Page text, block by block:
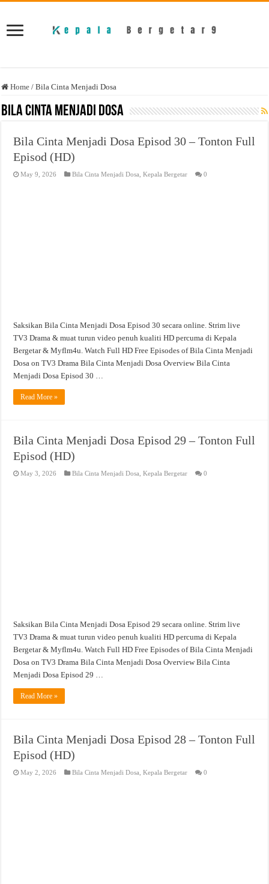
Home / Bila Cinta Menjadi Dosa
Bila Cinta Menjadi Dosa
Bila Cinta Menjadi Dosa Episod 30 – Tonton Full
Episod (HD)
May 9, 2026 Bila Cinta Menjadi Dosa ,Kepala Bergetar 0
Saksikan Bila Cinta Menjadi Dosa Episod 30 secara online. Strim live
TV3 Drama & muat turun video penuh kualiti HD percuma di Kepala
Bergetar & Myflm4u. Watch Full HD Free Episodes of Bila Cinta Menjadi
Dosa on TV3 Drama Bila Cinta Menjadi Dosa Overview Bila Cinta
Menjadi Dosa Episod 30 …
Read More »
Bila Cinta Menjadi Dosa Episod 29 – Tonton Full
Episod (HD)
May 3, 2026 Bila Cinta Menjadi Dosa ,Kepala Bergetar 0
Saksikan Bila Cinta Menjadi Dosa Episod 29 secara online. Strim live
TV3 Drama & muat turun video penuh kualiti HD percuma di Kepala
Bergetar & Myflm4u. Watch Full HD Free Episodes of Bila Cinta Menjadi
Dosa on TV3 Drama Bila Cinta Menjadi Dosa Overview Bila Cinta
Menjadi Dosa Episod 29 …
Read More »
Bila Cinta Menjadi Dosa Episod 28 – Tonton Full
Episod (HD)
May 2, 2026 Bila Cinta Menjadi Dosa ,Kepala Bergetar 0